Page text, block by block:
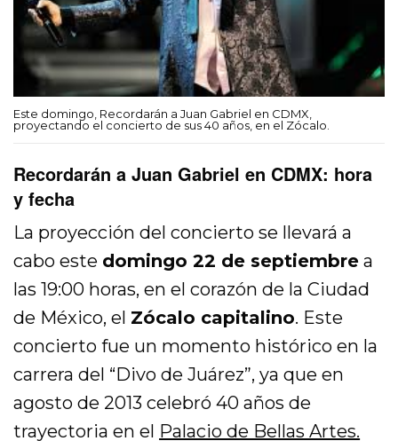
Este domingo, Recordarán a Juan Gabriel en CDMX,
proyectando el concierto de sus 40 años, en el Zócalo.
Recordarán a Juan Gabriel en CDMX: hora
y fecha
La proyección del concierto se llevará a
cabo este domingo 22 de septiembre a
las 19:00 horas, en el corazón de la Ciudad
de México, el Zócalo capitalino. Este
concierto fue un momento histórico en la
carrera del “Divo de Juárez”, ya que en
agosto de 2013 celebró 40 años de
trayectoria en el Palacio de Bellas Artes.